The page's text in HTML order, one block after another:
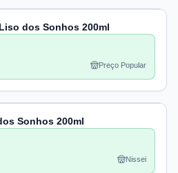
dos Sonhos 200ml
Preço Popular
Sonhos 200ml
Nissei